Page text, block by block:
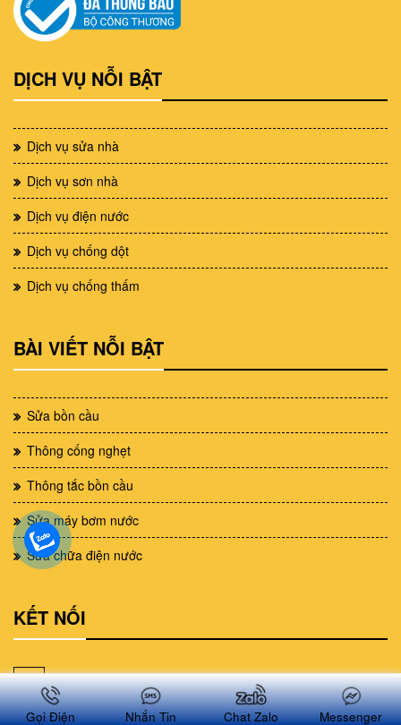
DỊCH VỤ NỖI BẬT
Dịch vụ sửa nhà
Dịch vụ sơn nhà
Dịch vụ điện nước
Dịch vụ chống dột
Dịch vụ chống thấm
BÀI VIẾT NỖI BẬT
Sửa bồn cầu
Thông cống nghẹt
Thông tắc bồn cầu
Sửa máy bơm nước
Sửa chữa điện nước
KẾT NỐI
Twitter
Gọi Điện Nhắn Tin Chat Zalo Messenger